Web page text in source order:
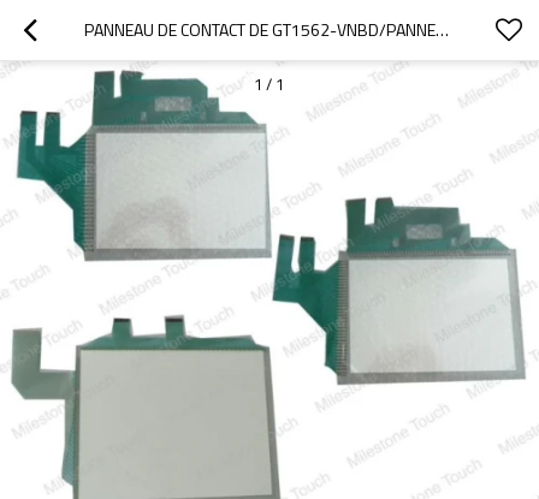
PANNEAU DE CONTACT DE GT1562-VNBD/PANNEAU DE CONTACT GT1562-VNBD
1 / 1